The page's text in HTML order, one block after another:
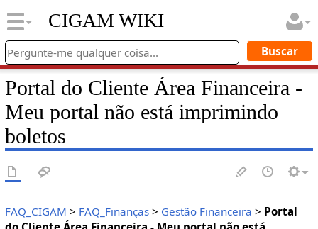
CIGAM WIKI
Portal do Cliente Área Financeira -
Meu portal não está imprimindo
boletos
FAQ_CIGAM > FAQ_Finanças> Gestão Financeira > Portal